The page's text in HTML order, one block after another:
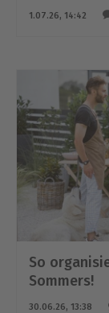
1.07.26, 14:42
So
Sommers!
30.06.26, 13:38